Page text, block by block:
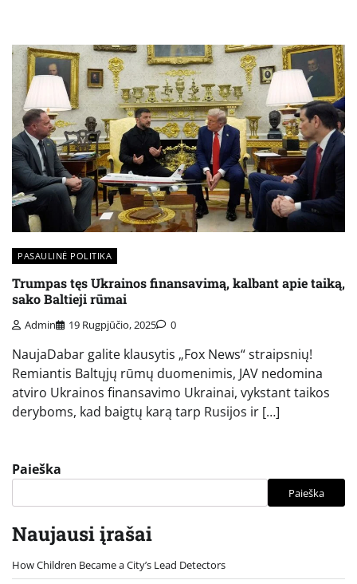
PASAULINĖ POLITIKA
Trumpas tęs Ukrainos finansavimą, kalbant apie taiką,
sako Baltieji rūmai
Admin 19 Rugpjūčio, 2025 0
NaujaDabar galite klausytis „Fox News“ straipsnių!
Remiantis Baltųjų rūmų duomenimis, JAV nedomina
atviro Ukrainos finansavimo Ukrainai, vykstant taikos
deryboms, kad baigtų karą tarp Rusijos ir […]
Paieška
Paieška
Naujausi įrašai
How Children Became a City’s Lead Detectors